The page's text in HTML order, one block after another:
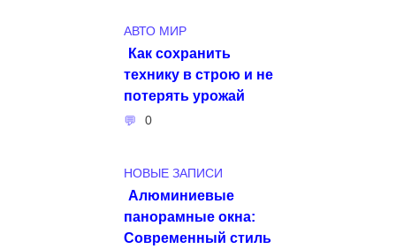
АВТО МИР
Как сохранить
технику в строю и не
потерять урожай
0
НОВЫЕ ЗАПИСИ
Алюминиевые
панорамные окна:
Современный стиль